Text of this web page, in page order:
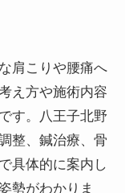
肩こりや腰痛へ
え方や施術内容
す。八王子北野
整、鍼治療、骨
具体的に案内し
勢がわかりま